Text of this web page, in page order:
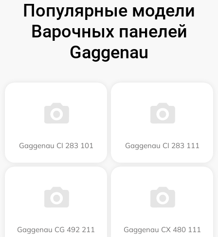
Популярные модели
Варочных панелей
Gaggenau
Gaggenau CI 283 101 Gaggenau CI 283 111
Gaggenau CG 492 211 Gaggenau CX 480 111